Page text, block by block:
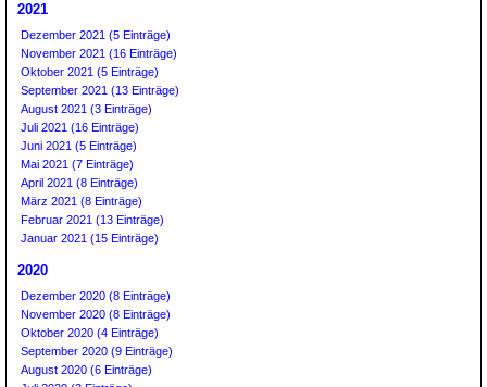
2021
Dezember 2021 (5 Einträge)
November 2021 (16 Einträge)
Oktober 2021 (5 Einträge)
September 2021 (13 Einträge)
August 2021 (3 Einträge)
Juli 2021 (16 Einträge)
Juni 2021 (5 Einträge)
Mai 2021 (7 Einträge)
April 2021 (8 Einträge)
März 2021 (8 Einträge)
Februar 2021 (13 Einträge)
Januar 2021 (15 Einträge)
2020
Dezember 2020 (8 Einträge)
November 2020 (8 Einträge)
Oktober 2020 (4 Einträge)
September 2020 (9 Einträge)
August 2020 (6 Einträge)